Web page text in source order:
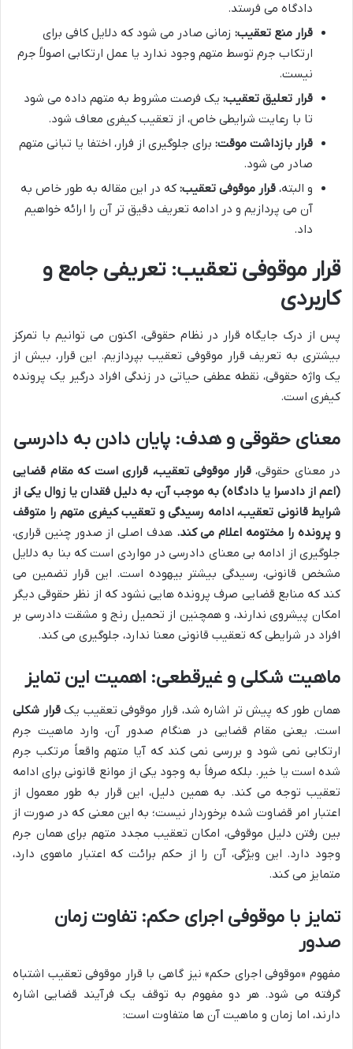
دادگاه می فرستد.
قرار منع تعقیب: زمانی صادر می شود که دلایل کافی برای
ارتکاب جرم توسط متهم وجود ندارد یا عمل ارتکابی اصولاً جرم
نیست.
قرار تعلیق تعقیب: یک فرصت مشروط به متهم داده می شود
تا با رعایت شرایطی خاص، از تعقیب کیفری معاف شود.
قرار بازداشت موقت: برای جلوگیری از فرار، اختفا یا تبانی متهم
صادر می شود.
و البته، قرار موقوفی تعقیب: که در این مقاله به طور خاص به
آن می پردازیم و در ادامه تعریف دقیق تر آن را ارائه خواهیم
داد.
قرار موقوفی تعقیب: تعریفی جامع و
کاربردی
پس از درک جایگاه قرار در نظام حقوقی، اکنون می توانیم با تمرکز
بیشتری به تعریف قرار موقوفی تعقیب بپردازیم. این قرار، بیش از
یک واژه حقوقی، نقطه عطفی حیاتی در زندگی افراد درگیر یک پرونده
کیفری است.
معنای حقوقی و هدف: پایان دادن به دادرسی
در معنای حقوقی،قرار موقوفی تعقیب، قراری است که مقام قضایی
(اعم از دادسرا یا دادگاه) به موجب آن، به دلیل فقدان یا زوال یکی از
شرایط قانونی تعقیب، ادامه رسیدگی و تعقیب کیفری متهم را متوقف
و پرونده را مختومه اعلام می کند. هدف اصلی از صدور چنین قراری،
جلوگیری از ادامه بی معنای دادرسی در مواردی است که بنا به دلایل
مشخص قانونی، رسیدگی بیشتر بیهوده است. این قرار تضمین می
کند که منابع قضایی صرف پرونده هایی نشود که از نظر حقوقی دیگر
امکان پیشروی ندارند، و همچنین از تحمیل رنج و مشقت دادرسی بر
افراد در شرایطی که تعقیب قانونی معنا ندارد، جلوگیری می کند.
ماهیت شکلی و غیرقطعی: اهمیت این تمایز
همان طور که پیش تر اشاره شد، قرار موقوفی تعقیب یکقرار شکلی
است. یعنی مقام قضایی در هنگام صدور آن، وارد ماهیت جرم
ارتکابی نمی شود و بررسی نمی کند که آیا متهم واقعاً مرتکب جرم
شده است یا خیر. بلکه صرفاً به وجود یکی از موانع قانونی برای ادامه
تعقیب توجه می کند. به همین دلیل، این قرار به طور معمول از
اعتبار امر قضاوت شده برخوردار نیست؛ به این معنی که در صورت از
بین رفتن دلیل موقوفی، امکان تعقیب مجدد متهم برای همان جرم
وجود دارد. این ویژگی، آن را از حکم برائت که اعتبار ماهوی دارد،
متمایز می کند.
تمایز با موقوفی اجرای حکم: تفاوت زمان
صدور
مفهوم «موقوفی اجرای حکم» نیز گاهی با قرار موقوفی تعقیب اشتباه
گرفته می شود. هر دو مفهوم به توقف یک فرآیند قضایی اشاره
دارند، اما زمان و ماهیت آن ها متفاوت است: